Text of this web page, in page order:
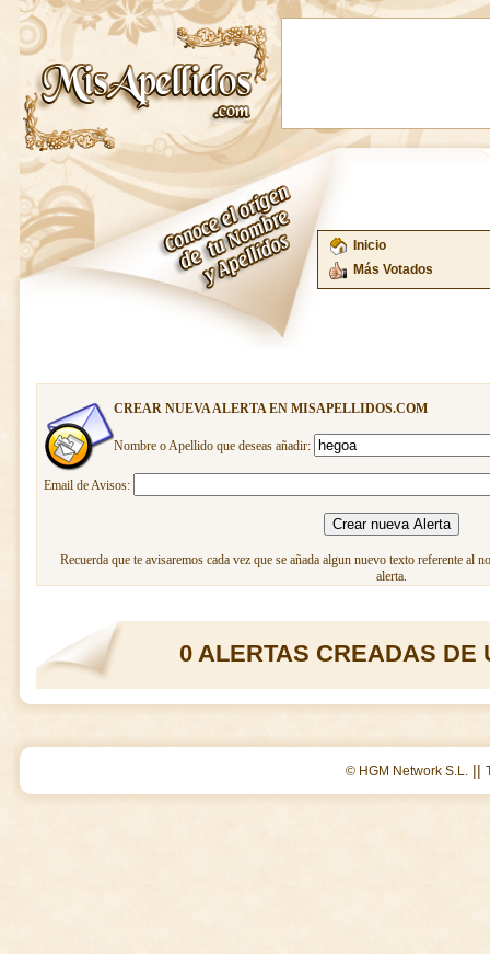
Inicio
Más Votados
CREAR NUEVA ALERTA EN MISAPELLIDOS.COM
Nombre o Apellido que deseas añadir:
Email de Avisos:
Recuerda que te avisaremos cada vez que se añada algun nuevo texto referente al
alerta.
0 ALERTAS CREADAS DE
© HGM Network S.L. ||